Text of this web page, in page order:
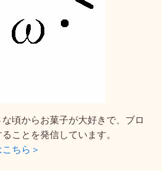
な頃からお菓子が大好きで、ブロ
ことを発信しています。
ちら＞